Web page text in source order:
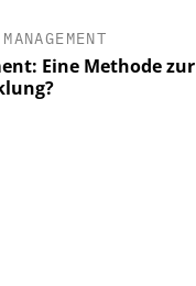
MANAGEMENT
Eine Methode zur